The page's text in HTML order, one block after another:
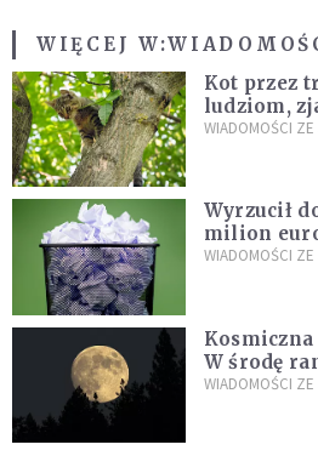
WIĘCEJ W:
Kot przez
ludziom,
kaczki. W
WIADOMOŚCI ZE
Wyrzucił
milion
WIADOMOŚCI ZE
W środę
WIADOMOŚCI ZE